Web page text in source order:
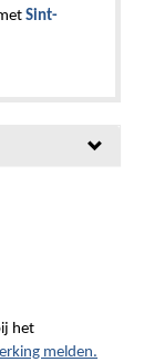
Sint-
het
melden.